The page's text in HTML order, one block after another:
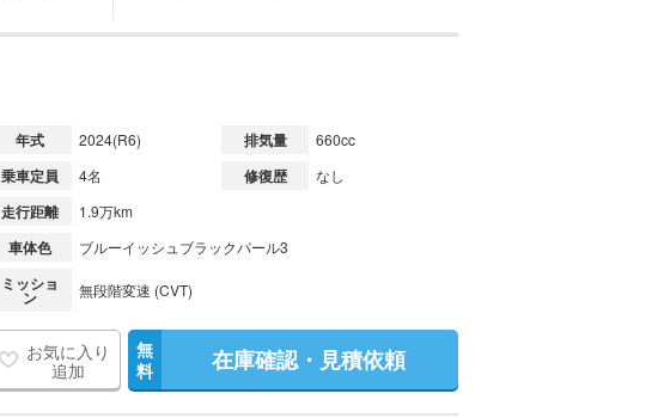
年式 2024(R6) 排気量 660cc
乗車定員 4名 修復歴 なし
走行距離 1.9万km
車体色 ブルーイッシュブラックパール3
ミッショ
ン 無段階変速 (CVT)
お気に入り
追加
無
料
在庫確認・見積依頼